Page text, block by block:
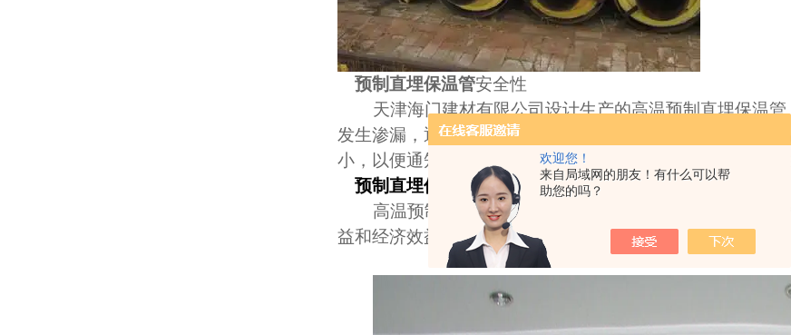
欢迎您！
来自局域网的朋友！有什么可以帮
助您的吗？
预制直埋保温管安全性
天津海门建材有限公司设计生产的高温预制直埋保温
发生渗漏，通过报警线的传导，便可在检测仪表上显示出
小，以便通知检渗人员迅速处理漏水的管段，保证供热管网
预制直埋保温管的*性
高温预制直埋保温管不仅具有传统地沟和架空敷设管
益和经济效益，也是供热节能的有力措施。